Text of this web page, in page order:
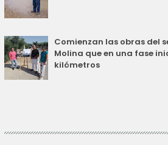
Comienzan las obras del
Molina que en una fase
kilómetros